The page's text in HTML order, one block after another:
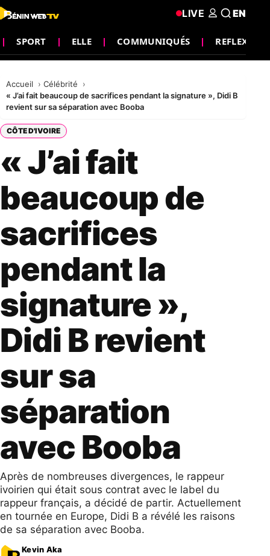
SPORT ELLE COMMUNIQUÉS REFLEXION
LIVE EN
Accueil
Célébrité
« J’ai fait beaucoup de sacrifices pendant la signature », Didi B
revient sur sa séparation avec Booba
CÔTE D'IVOIRE
« J’ai fait
beaucoup de
sacrifices
pendant la
signature »,
Didi B revient
sur sa
séparation
avec Booba
Après de nombreuses divergences, le rappeur
ivoirien qui était sous contrat avec le label du
rappeur français, a décidé de partir. Actuellement
en tournée en Europe, Didi B a révélé les raisons
de sa séparation avec Booba.
Kevin Aka